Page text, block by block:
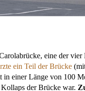
eine der
ein Teil der Brücke
einer Länge von 100
der Brücke war.